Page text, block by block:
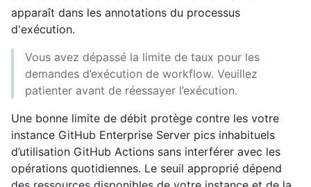
apparaît dans les annotations du processus
d'exécution.
Vous avez dépassé la limite de taux pour les
demandes d’exécution de workflow. Veuillez
patienter avant de réessayer l’exécution.
Une bonne limite de débit protège contre les votre
instance GitHub Enterprise Server pics inhabituels
d’utilisation GitHub Actions sans interférer avec les
opérations quotidiennes. Le seuil approprié dépend